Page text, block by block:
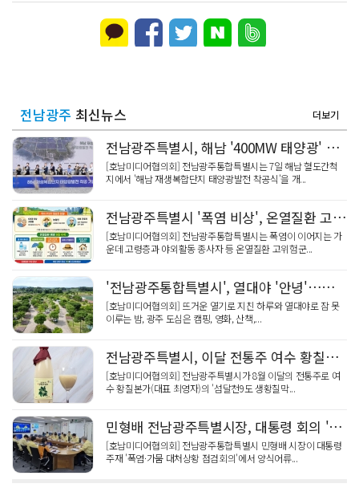
전남광주 최신뉴스 더보기
전남광주특별시, 해남 '400MW 태양광' 착공…SK하이닉스 공급
[호남미디어협의회] 전남광주통합특별시는 7일 해남 혈도간척
지에서 '해남 재생복합단지 태양광발전 착공식'을 개...
전남광주특별시 '폭염 비상', 온열질환 고위험군 특별 주의 당부
[호남미디어협의회] 전남광주통합특별시는 폭염이 이어지는 가
운데 고령층과 야외활동 종사자 등 온열질환 고위험군...
'전남광주통합특별시', 열대야 '안녕'…광주 도심 '하룻밤 피서'
[호남미디어협의회] 뜨거운 열기로 지친 하루와 열대야로 잠 못
이루는 밤, 광주 도심은 캠핑, 영화, 산책,...
전남광주특별시, 이달 전통주 여수 황칠본가 ‘섬달천9도 생황칠막걸리’ 선정
[호남미디어협의회] 전남광주특별시가 8월 이달의 전통주로 여
수 황칠본가(대표 최영자)의 '섬달천9도 생황칠막...
민형배 전남광주특별시장, 대통령 회의 '긴급 방류' 확대 건의
[호남미디어협의회] 전남광주통합특별시 민형배 시장이 대통령
주재 '폭염·가뭄 대처상황 점검회의'에서 양식어류...